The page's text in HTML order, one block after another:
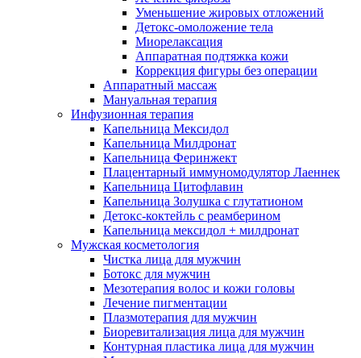
Уменьшение жировых отложений
Детокс-омоложение тела
Миорелаксация
Аппаратная подтяжка кожи
Коррекция фигуры без операции
Аппаратный массаж
Мануальная терапия
Инфузионная терапия
Капельница Мексидол
Капельница Милдронат
Капельница Феринжект
Плацентарный иммуномодулятор Лаеннек
Капельница Цитофлавин
Капельница Золушка с глутатионом
Детокс-коктейль с реамберином
Капельница мексидол + милдронат
Мужская косметология
Чистка лица для мужчин
Ботокс для мужчин
Мезотерапия волос и кожи головы
Лечение пигментации
Плазмотерапия для мужчин
Биоревитализация лица для мужчин
Контурная пластика лица для мужчин